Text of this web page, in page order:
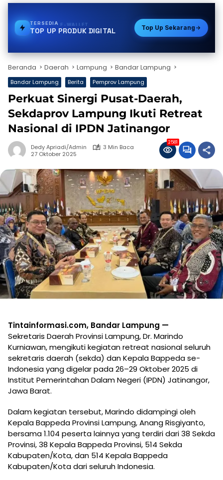
TERSEDIA PDAM
TOP UP PRODUK DIGITAL Top Up Sekarang
Beranda Daerah Lampung Bandar Lampung
Bandar Lampung Berita Pemprov Lampung
Perkuat Sinergi Pusat-Daerah,
Sekdaprov Lampung Ikuti Retreat
Nasional di IPDN Jatinangor
Dedy Apriadi/Admin
3 Min Baca
27 Oktober 2025
2581
Tintainformasi.com, Bandar Lampung —
Sekretaris Daerah Provinsi Lampung, Dr. Marindo
Kurniawan, mengikuti kegiatan retreat nasional seluruh
sekretaris daerah (sekda) dan Kepala Bappeda se-
Indonesia yang digelar pada 26–29 Oktober 2025 di
Institut Pemerintahan Dalam Negeri (IPDN) Jatinangor,
Jawa Barat.
Dalam kegiatan tersebut, Marindo didampingi oleh
Kepala Bappeda Provinsi Lampung, Anang Risgiyanto,
bersama 1.104 peserta lainnya yang terdiri dari 38 Sekda
Provinsi, 38 Kepala Bappeda Provinsi, 514 Sekda
Kabupaten/Kota, dan 514 Kepala Bappeda
Kabupaten/Kota dari seluruh Indonesia.